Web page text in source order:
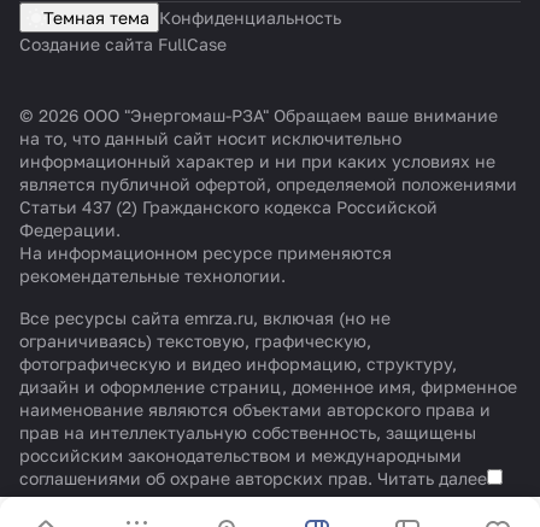
Темная тема Конфиденциальность
Создание сайта FullCase
© 2026 ООО "Энергомаш-РЗА" Обращаем ваше внимание
на то, что данный сайт носит исключительно
информационный характер и ни при каких условиях не
является публичной офертой, определяемой положениями
Статьи 437 (2) Гражданского кодекса Российской
Федерации.
На информационном ресурсе применяются
рекомендательные технологии.
Все ресурсы сайта emrza.ru, включая (но не
ограничиваясь) текстовую, графическую,
фотографическую и видео информацию, структуру,
дизайн и оформление страниц, доменное имя, фирменное
наименование являются объектами авторского права и
прав на интеллектуальную собственность, защищены
российским законодательством и международными
соглашениями об охране авторских прав. Читать далее